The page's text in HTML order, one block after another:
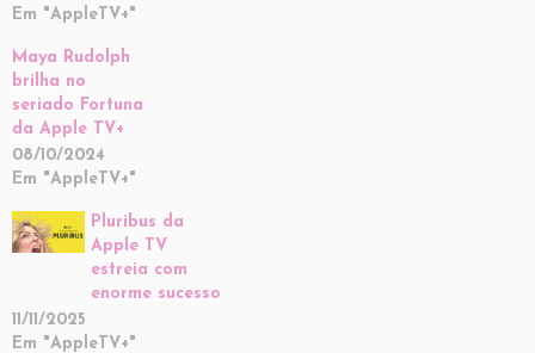
Em "AppleTV+"
Maya Rudolph
brilha no
seriado Fortuna
da Apple TV+
08/10/2024
Em "AppleTV+"
Pluribus da
Apple TV
estreia com
enorme sucesso
11/11/2025
Em "AppleTV+"